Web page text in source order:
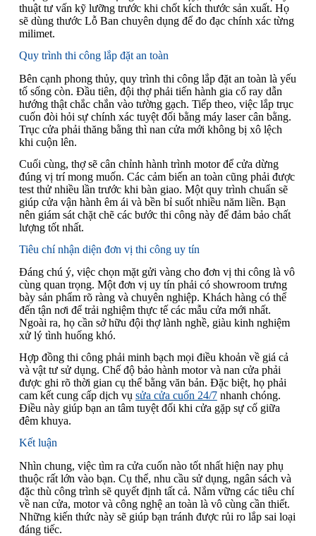
thuật tư vấn kỹ lưỡng trước khi chốt kích thước sản xuất. Họ
sẽ dùng thước Lỗ Ban chuyên dụng để đo đạc chính xác từng
milimet.
Quy trình thi công lắp đặt an toàn
Bên cạnh phong thủy, quy trình thi công lắp đặt an toàn là yếu
tố sống còn. Đầu tiên, đội thợ phải tiến hành gia cố ray dẫn
hướng thật chắc chắn vào tường gạch. Tiếp theo, việc lắp trục
cuốn đòi hỏi sự chính xác tuyệt đối bằng máy laser cân bằng.
Trục cửa phải thăng bằng thì nan cửa mới không bị xô lệch
khi cuộn lên.
Cuối cùng, thợ sẽ cân chỉnh hành trình motor để cửa dừng
đúng vị trí mong muốn. Các cảm biến an toàn cũng phải được
test thử nhiều lần trước khi bàn giao. Một quy trình chuẩn sẽ
giúp cửa vận hành êm ái và bền bỉ suốt nhiều năm liền. Bạn
nên giám sát chặt chẽ các bước thi công này để đảm bảo chất
lượng tốt nhất.
Tiêu chí nhận diện đơn vị thi công uy tín
Đáng chú ý, việc chọn mặt gửi vàng cho đơn vị thi công là vô
cùng quan trọng. Một đơn vị uy tín phải có showroom trưng
bày sản phẩm rõ ràng và chuyên nghiệp. Khách hàng có thể
đến tận nơi để trải nghiệm thực tế các mẫu cửa mới nhất.
Ngoài ra, họ cần sở hữu đội thợ lành nghề, giàu kinh nghiệm
xử lý tình huống khó.
Hợp đồng thi công phải minh bạch mọi điều khoản về giá cả
và vật tư sử dụng. Chế độ bảo hành motor và nan cửa phải
được ghi rõ thời gian cụ thể bằng văn bản. Đặc biệt, họ phải
cam kết cung cấp dịch vụ sửa cửa cuốn 24/7nhanh chóng.
Điều này giúp bạn an tâm tuyệt đối khi cửa gặp sự cố giữa
đêm khuya.
Kết luận
Nhìn chung, việc tìm ra cửa cuốn nào tốt nhất hiện nay phụ
thuộc rất lớn vào bạn. Cụ thể, nhu cầu sử dụng, ngân sách và
đặc thù công trình sẽ quyết định tất cả. Nắm vững các tiêu chí
về nan cửa, motor và công nghệ an toàn là vô cùng cần thiết.
Những kiến thức này sẽ giúp bạn tránh được rủi ro lắp sai loại
đáng tiếc.